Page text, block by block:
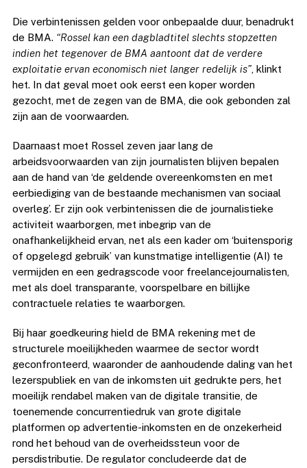
Die verbintenissen gelden voor onbepaalde duur, benadrukt
de BMA. “Rossel kan een dagbladtitel slechts stopzetten
indien het tegenover de BMA aantoont dat de verdere
exploitatie ervan economisch niet langer redelijk is”, klinkt
het. In dat geval moet ook eerst een koper worden
gezocht, met de zegen van de BMA, die ook gebonden zal
zijn aan de voorwaarden.
Daarnaast moet Rossel zeven jaar lang de
arbeidsvoorwaarden van zijn journalisten blijven bepalen
aan de hand van ‘de geldende overeenkomsten en met
eerbiediging van de bestaande mechanismen van sociaal
overleg’. Er zijn ook verbintenissen die de journalistieke
activiteit waarborgen, met inbegrip van de
onafhankelijkheid ervan, net als een kader om ‘buitensporig
of opgelegd gebruik’ van kunstmatige intelligentie (AI) te
vermijden en een gedragscode voor freelancejournalisten,
met als doel transparante, voorspelbare en billijke
contractuele relaties te waarborgen.
Bij haar goedkeuring hield de BMA rekening met de
structurele moeilijkheden waarmee de sector wordt
geconfronteerd, waaronder de aanhoudende daling van het
lezerspubliek en van de inkomsten uit gedrukte pers, het
moeilijk rendabel maken van de digitale transitie, de
toenemende concurrentiedruk van grote digitale
platformen op advertentie-inkomsten en de onzekerheid
rond het behoud van de overheidssteun voor de
persdistributie. De regulator concludeerde dat de